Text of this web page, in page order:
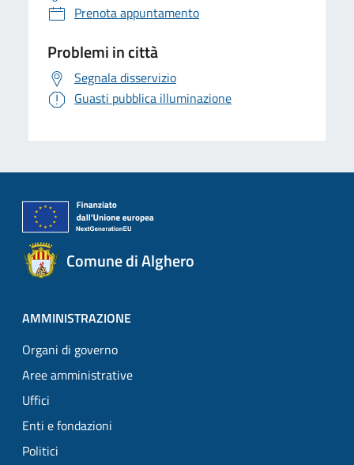
Prenota appuntamento
Problemi in città
Segnala disservizio
Guasti pubblica illuminazione
Comune di Alghero
AMMINISTRAZIONE
Organi di governo
Aree amministrative
Uffici
Enti e fondazioni
Politici